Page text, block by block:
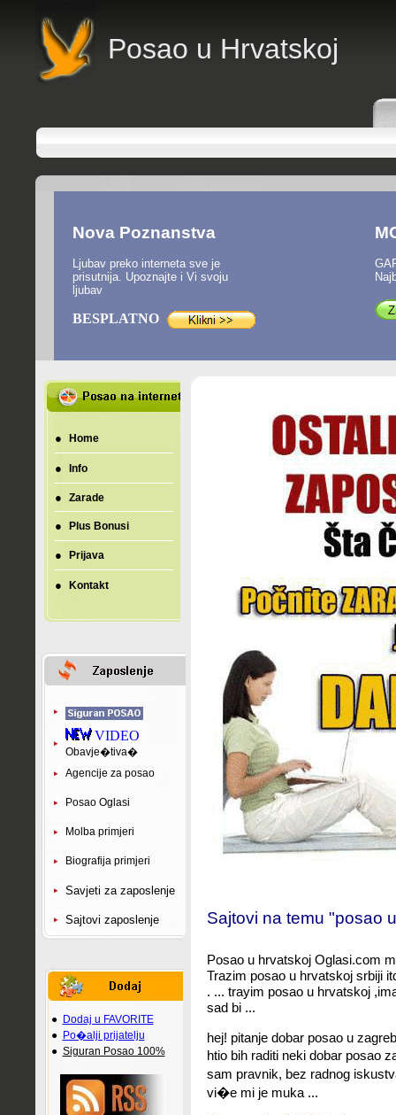
Posao u Hrvatskoj
Nova Poznanstva
Ljubav preko interneta sve je
prisutnija. Upoznajte i Vi svoju
ljubav
BESPLATNO
● Home
● Info
● Zarade
● Plus Bonusi
● Prijava
● Kontakt
VIDEO
Obavje�tiva�
Agencije za posao
Posao Oglasi
Molba primjeri
Biografija primjeri
Savjeti za zaposlenje
Sajtovi zaposlenje
● Dodaj u FAVORITE
● Po�alji prijatelju
● Siguran Posao 100%
Sajtovi na temu "posao
Posao u hrvatskoj Oglasi.com
Trazim posao u hrvatskoj srbiji
. ... trayim posao u hrvatskoj
sad bi ...
hej! pitanje dobar posao u
htio bih raditi neki dobar posao
sam pravnik, bez radnog
vi�e mi je muka ...